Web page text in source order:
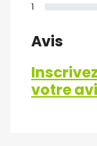
1
Avis
votre